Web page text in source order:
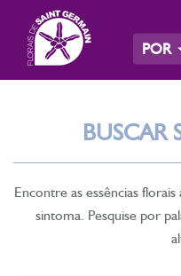
POR
BUSCAR
Encontre as essências
sintoma. Pesquise por